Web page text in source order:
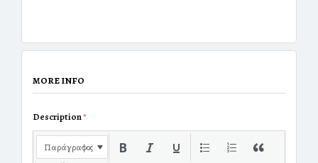
MORE INFO
Description*
Παράγραφος